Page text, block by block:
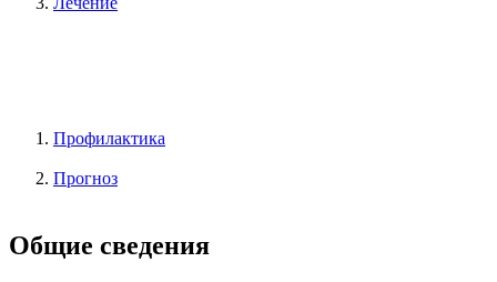
Профилактика
Прогноз
Общие сведения